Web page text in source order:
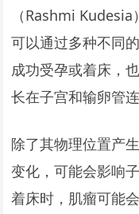
（Rashmi
可以通过多种不同
成功受孕或着床，
长在子宫和输卵管
除了其物理位置产
变化，可能会影响
着床时，肌瘤可能